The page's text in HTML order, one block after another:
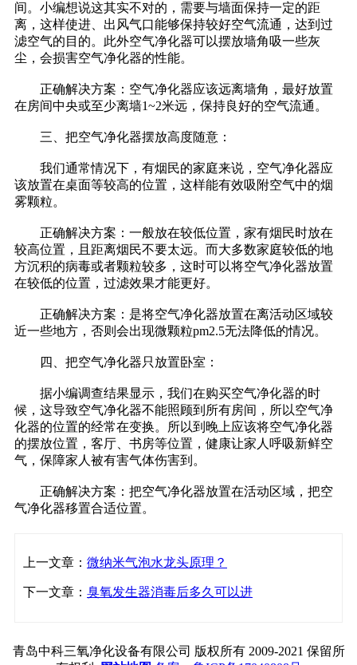
间。小编想说这其实不对的，需要与墙面保持一定的距
离，这样使进、出风气口能够保持较好空气流通，达到过
滤空气的目的。此外空气净化器可以摆放墙角吸一些灰
尘，会损害空气净化器的性能。
正确解决方案：空气净化器应该远离墙角，最好放置
在房间中央或至少离墙1~2米远，保持良好的空气流通。
三、把空气净化器摆放高度随意：
我们通常情况下，有烟民的家庭来说，空气净化器应
该放置在桌面等较高的位置，这样能有效吸附空气中的烟
雾颗粒。
正确解决方案：一般放在较低位置，家有烟民时放在
较高位置，且距离烟民不要太远。而大多数家庭较低的地
方沉积的病毒或者颗粒较多，这时可以将空气净化器放置
在较低的位置，过滤效果才能更好。
正确解决方案：是将空气净化器放置在离活动区域较
近一些地方，否则会出现微颗粒pm2.5无法降低的情况。
四、把空气净化器只放置卧室：
据小编调查结果显示，我们在购买空气净化器的时
候，这导致空气净化器不能照顾到所有房间，所以空气净
化器的位置的经常在变换。所以到晚上应该将空气净化器
的摆放位置，客厅、书房等位置，健康让家人呼吸新鲜空
气，保障家人被有害气体伤害到。
正确解决方案：把空气净化器放置在活动区域，把空
气净化器移置合适位置。
上一文章： 微纳米气泡水龙头原理？
下一文章： 臭氧发生器消毒后多久可以进
青岛中科三氧净化设备有限公司 版权所有 2009-2021 保留所